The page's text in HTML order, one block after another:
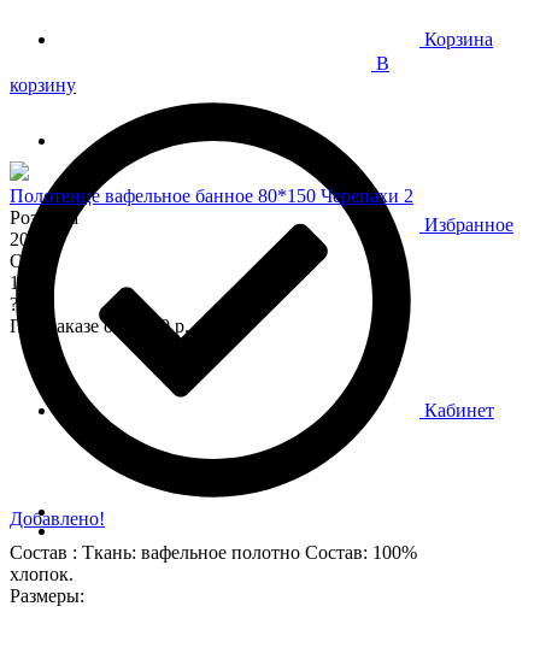
В
корзину
Добавлено!
Состав : Ткань: вафельное полотно Состав: 100%
хлопок.
Размеры:
Полотенце вафельное банное 80*150 Черепахи 2
Розница
200
Опт
170
?
При заказе от 7 000 р.
Корзина
Избранное
Кабинет